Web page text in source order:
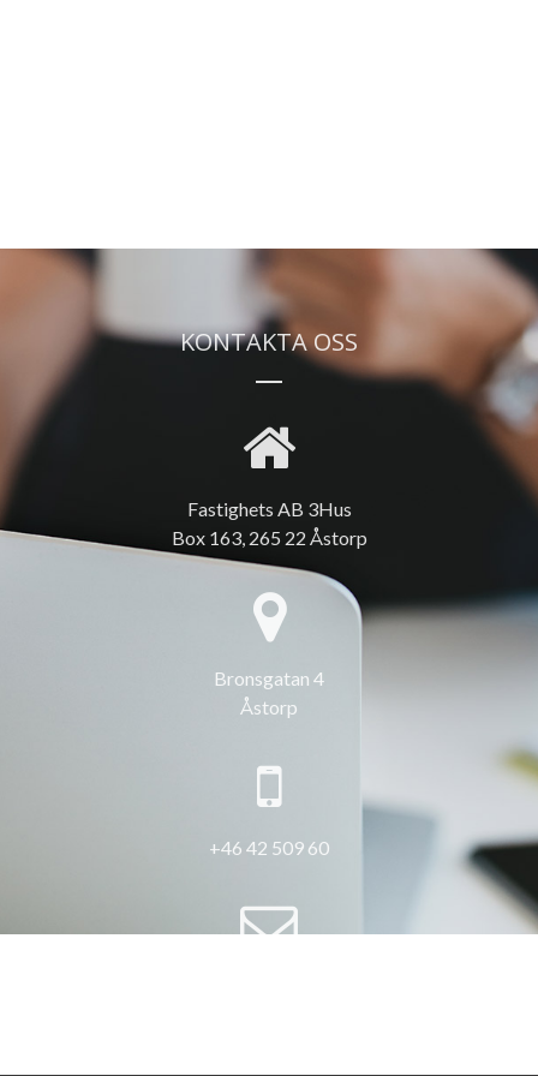
KONTAKTA OSS
Fastighets AB 3Hus
Box 163, 265 22 Åstorp
Bronsgatan 4
Åstorp
+46 42 509 60